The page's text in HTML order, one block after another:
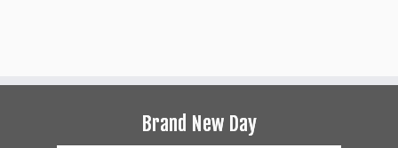
Brand New Day